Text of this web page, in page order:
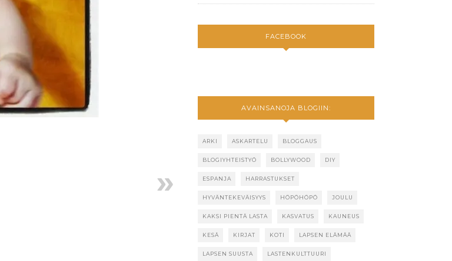
FACEBOOK
AVAINSANOJA BLOGIIN:
ARKI ASKARTELU BLOGGAUS
BLOGIYHTEISTYÖ BOLLYWOOD DIY
ESPANJA HARRASTUKSET
HYVÄNTEKEVÄISYYS HÖPÖHÖPÖ JOULU
KAKSI PIENTÄ LASTA KASVATUS KAUNEUS
KESÄ KIRJAT KOTI LAPSEN ELÄMÄÄ
LAPSEN SUUSTA LASTENKULTTUURI